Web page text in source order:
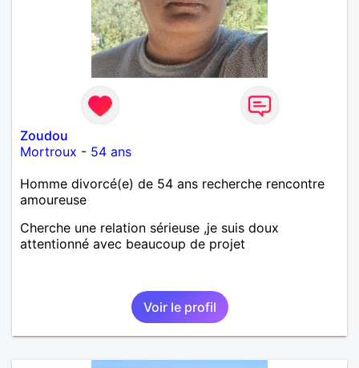
Zoudou
Mortroux - 54 ans
Homme divorcé(e) de 54 ans recherche rencontre
amoureuse
Cherche une relation sérieuse ,je suis doux
attentionné avec beaucoup de projet
Voir le profil